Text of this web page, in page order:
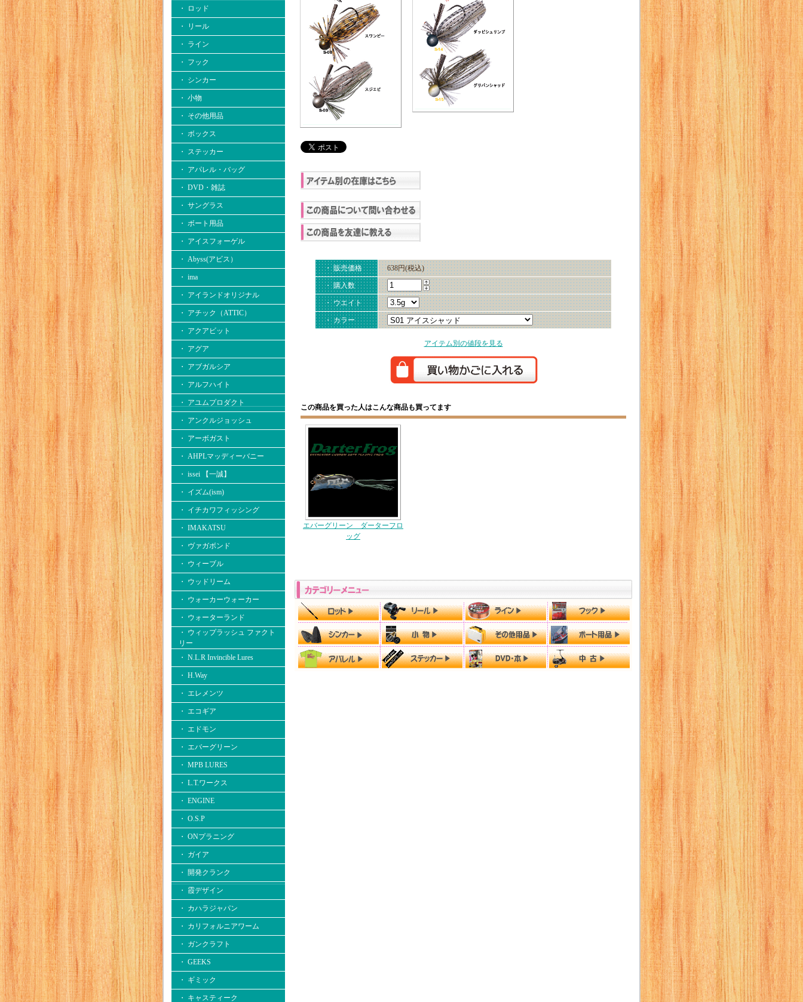
・ ロッド
・ リール
・ ライン
・ フック
・ シンカー
・ 小物
・ その他用品
・ ボックス
・ ステッカー
・ アパレル・バッグ
・ DVD・雑誌
・ サングラス
・ ボート用品
・ アイスフォーゲル
・ Abyss(アビス）
・ ima
・ アイランドオリジナル
・ アチック（ATTIC）
・ アクアビット
・ アグア
・ アブガルシア
・ アルフハイト
・ アユムプロダクト
・ アンクルジョッシュ
・ アーボガスト
・ AHPLマッディーバニー
・ issei 【一誠】
・ イズム(ism)
・ イチカワフィッシング
・ IMAKATSU
・ ヴァガボンド
・ ウィーブル
・ ウッドリーム
・ ウォーカーウォーカー
・ ウォーターランド
・ ウィップラッシュ ファクト
リー
・ N.L.R Invincible Lures
・ H.Way
・ エレメンツ
・ エコギア
・ エドモン
・ エバーグリーン
・ MPB LURES
・ L.T.ワークス
・ ENGINE
・ O.S.P
・ ONプラニング
・ ガイア
・ 開発クランク
・ 霞デザイン
・ カハラジャパン
・ カリフォルニアワーム
・ ガンクラフト
・ GEEKS
・ ギミック
・ キャスティーク
・ 販売価格 638円(税込)
・ 購入数
・ ウエイト
・ カラー
アイテム別の値段を見る
この商品を買った人はこんな商品も買ってます
エバーグリーン ダーターフロ
ッグ